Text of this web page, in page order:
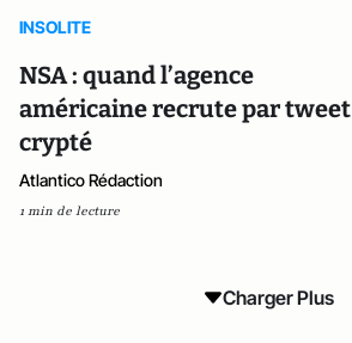
INSOLITE
NSA : quand l’agence
américaine recrute par tweet
crypté
Atlantico Rédaction
1 min de lecture
Charger Plus